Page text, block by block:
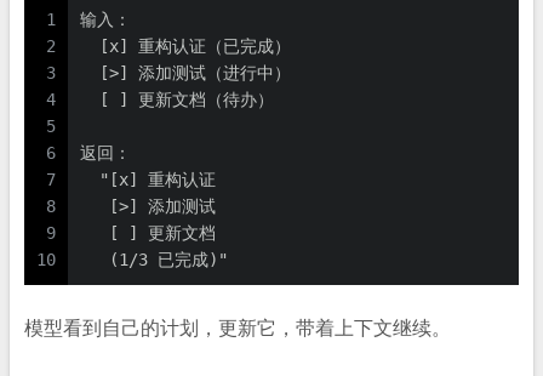
1
2
3
4
5
6
7
8
9
10
输入：
  [x] 重构认证（已完成）
  [>] 添加测试（进行中）
  [ ] 更新文档（待办）
返回：
  "[x] 重构认证
   [>] 添加测试
   [ ] 更新文档
   (1/3 已完成)"
模型看到自己的计划，更新它，带着上下文继续。